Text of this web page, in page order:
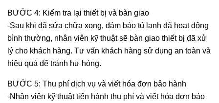
BƯỚC 4: Kiểm tra lại thiết bị và bàn giao
-Sau khi đã sửa chữa xong, đảm bảo tủ lạnh đã hoạt động
bình thường, nhân viên kỹ thuật sẽ bàn giao thiết bị đã xử
lý cho khách hàng. Tư vấn khách hàng sử dụng an toàn và
hiệu quả để tránh hư hỏng.
BƯỚC 5: Thu phí dịch vụ và viết hóa đơn bảo hành
-Nhân viên kỹ thuật tiến hành thu phí và viết hóa đơn bảo